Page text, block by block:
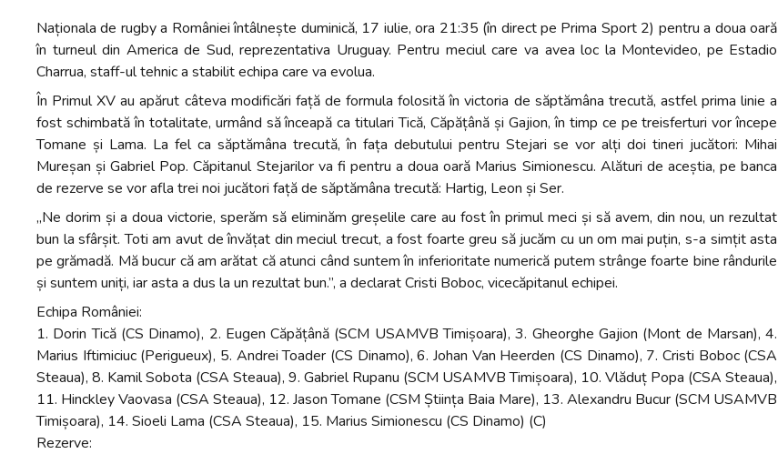
Naționala de rugby a României întâlnește duminică, 17 iulie, ora 21:35 (în direct pe Prima Sport 2) pentru a doua oară
în turneul din America de Sud, reprezentativa Uruguay. Pentru meciul care va avea loc la Montevideo, pe Estadio
Charrua, staff-ul tehnic a stabilit echipa care va evolua.
În Primul XV au apărut câteva modificări față de formula folosită în victoria de săptămâna trecută, astfel prima linie a
fost schimbată în totalitate, urmând să înceapă ca titulari Tică, Căpățână și Gajion, în timp ce pe treisferturi vor începe
Tomane și Lama. La fel ca săptămâna trecută, în fața debutului pentru Stejari se vor alți doi tineri jucători: Mihai
Mureșan și Gabriel Pop. Căpitanul Stejarilor va fi pentru a doua oară Marius Simionescu. Alături de aceștia, pe banca
de rezerve se vor afla trei noi jucători față de săptămâna trecută: Hartig, Leon și Ser.
„Ne dorim și a doua victorie, sperăm să eliminăm greșelile care au fost în primul meci și să avem, din nou, un rezultat
bun la sfârșit. Toti am avut de învățat din meciul trecut, a fost foarte greu să jucăm cu un om mai puțin, s-a simțit asta
pe grămadă. Mă bucur că am arătat că atunci când suntem în inferioritate numerică putem strânge foarte bine rândurile
și suntem uniți, iar asta a dus la un rezultat bun.”, a declarat Cristi Boboc, vicecăpitanul echipei.
Echipa României:
1. Dorin Tică (CS Dinamo), 2. Eugen Căpățână (SCM USAMVB Timișoara), 3. Gheorghe Gajion (Mont de Marsan), 4.
Marius Iftimiciuc (Perigueux), 5. Andrei Toader (CS Dinamo), 6. Johan Van Heerden (CS Dinamo), 7. Cristi Boboc (CSA
Steaua), 8. Kamil Sobota (CSA Steaua), 9. Gabriel Rupanu (SCM USAMVB Timișoara), 10. Vlăduț Popa (CSA Steaua),
11. Hinckley Vaovasa (CSA Steaua), 12. Jason Tomane (CSM Știința Baia Mare), 13. Alexandru Bucur (SCM USAMVB
Timișoara), 14. Sioeli Lama (CSA Steaua), 15. Marius Simionescu (CS Dinamo) (C)
Rezerve: